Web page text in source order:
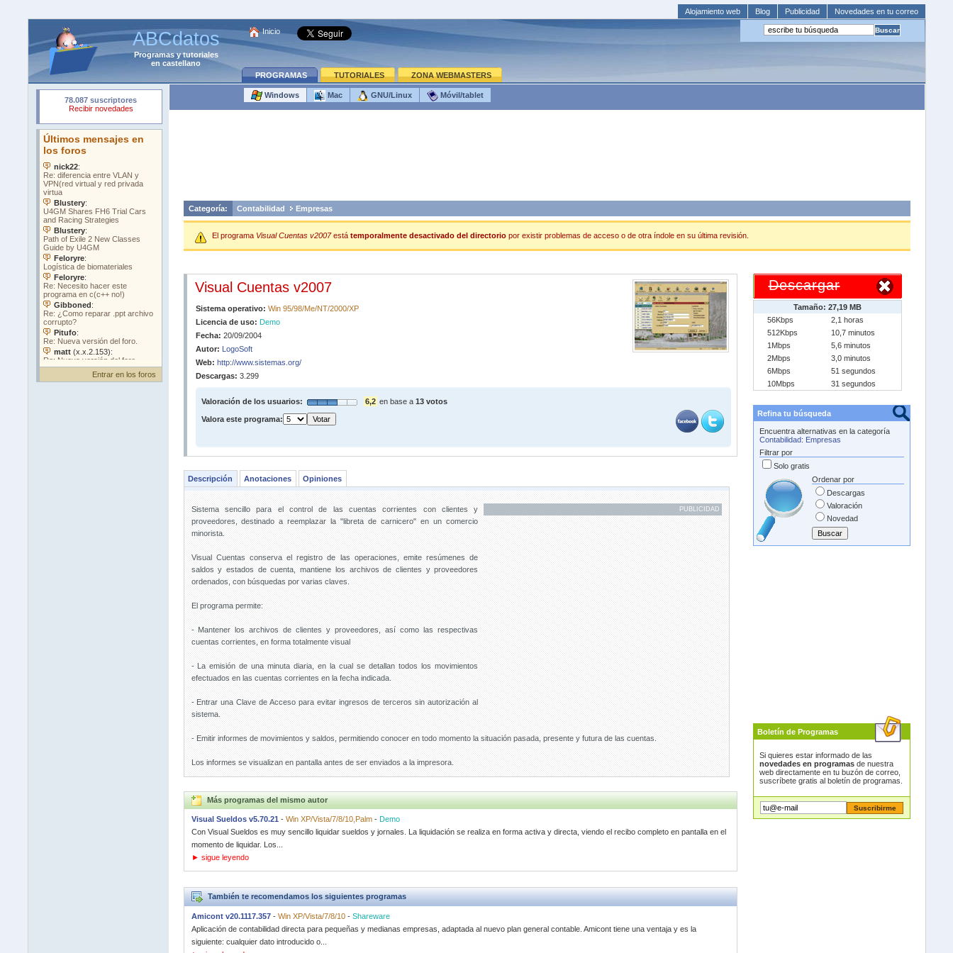
Alojamiento web Blog Publicidad Novedades en tu correo
ABCdatos
Programasytutoriales
en castellano
Inicio
PROGRAMAS TUTORIALES ZONA WEBMASTERS
Entrar en los foros
Windows Mac GNU/Linux Móvil/tablet
Categoría: Contabilidad Empresas
El programa Visual Cuentas v2007está temporalmente desactivado del directoriopor existir problemas de acceso o de otra índole en su última revisión.
Visual Cuentas v2007
Sistema operativo: Win 95/98/Me/NT/2000/XP
Licencia de uso: Demo
Fecha: 20/09/2004
Autor: LogoSoft
Web: http://www.sistemas.org/
Descargas: 3.299
Valoración de los usuarios: 6,2 en base a 13 votos
Valora este programa:
Descripción Anotaciones Opiniones
PUBLICIDAD
Sistema sencillo para el control de las cuentas corrientes con clientes y
proveedores, destinado a reemplazar la "libreta de carnicero" en un comercio
minorista.
Visual Cuentas conserva el registro de las operaciones, emite resúmenes de
saldos y estados de cuenta, mantiene los archivos de clientes y proveedores
ordenados, con búsquedas por varias claves.
El programa permite:
- Mantener los archivos de clientes y proveedores, así como las respectivas
cuentas corrientes, en forma totalmente visual
- La emisión de una minuta diaria, en la cual se detallan todos los movimientos
efectuados en las cuentas corrientes en la fecha indicada.
- Entrar una Clave de Acceso para evitar ingresos de terceros sin autorización al
sistema.
- Emitir informes de movimientos y saldos, permitiendo conocer en todo momento la situación pasada, presente y futura de las cuentas.
Los informes se visualizan en pantalla antes de ser enviados a la impresora.
Más programas del mismo autor
Visual Sueldos v5.70.21 - Win XP/Vista/7/8/10,Palm- Demo
Con Visual Sueldos es muy sencillo liquidar sueldos y jornales. La liquidación se realiza en forma activa y directa, viendo el recibo completo en pantalla en el
momento de liquidar. Los...
► sigue leyendo
También te recomendamos los siguientes programas
Amicont v20.1117.357- Win XP/Vista/7/8/10- Shareware
Aplicación de contabilidad directa para pequeñas y medianas empresas, adaptada al nuevo plan general contable. Amicont tiene una ventaja y es la
siguiente: cualquier dato introducido o...
Descargar
Tamaño: 27,19 MB
56Kbps
2,1 horas
512Kbps
10,7 minutos
1Mbps
5,6 minutos
2Mbps
3,0 minutos
6Mbps
51 segundos
10Mbps
31 segundos
Refina tu búsqueda
Encuentra alternativas en la categoría
Contabilidad: Empresas
Filtrar por
Solo gratis
Ordenar por
Descargas
Valoración
Novedad
Boletín de Programas
Si quieres estar informado de las
novedades en programasde nuestra
web directamente en tu buzón de correo,
suscríbete gratis al boletín de programas.